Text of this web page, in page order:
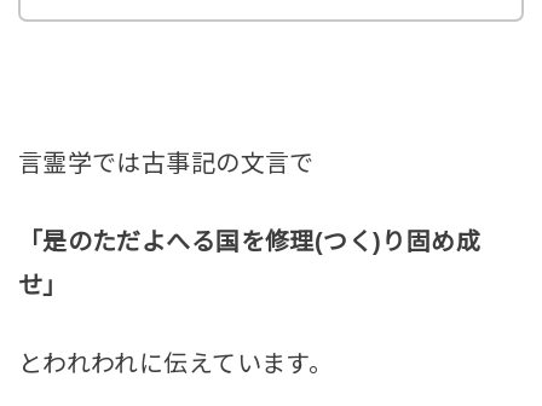
言霊学では古事記の文言で
「是のただよへる国を修理(つく)り固め成
せ」
とわれわれに伝えています。